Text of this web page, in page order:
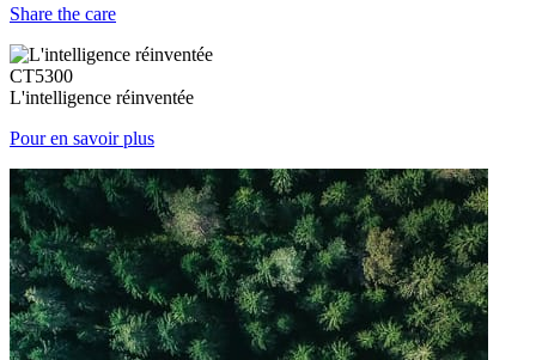
Share the care
CT5300
L'intelligence réinventée
Pour en savoir plus